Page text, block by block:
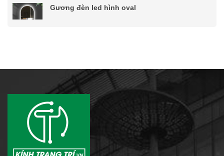
Gương đèn led hình oval